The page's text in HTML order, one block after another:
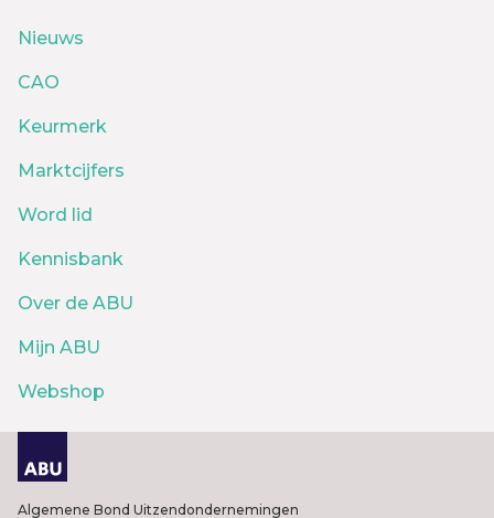
Nieuws
CAO
Keurmerk
Marktcijfers
Word lid
Kennisbank
Over de ABU
Mijn ABU
Webshop
Algemene Bond Uitzendondernemingen